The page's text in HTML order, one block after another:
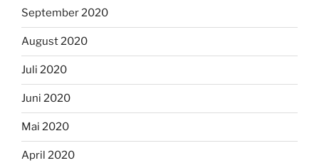
September 2020
August 2020
Juli 2020
Juni 2020
Mai 2020
April 2020